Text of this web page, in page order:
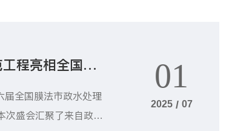
程亮相全国研
届全国膜法市政水处理
次盛会汇聚了来自政府
01
2025 / 07